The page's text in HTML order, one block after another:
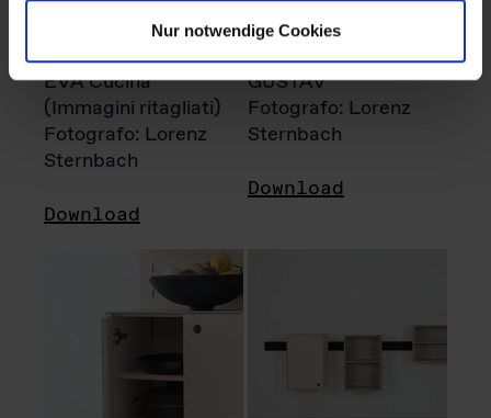
Nur notwendige Cookies
EVA Cucina
(Immagini ritagliati)
Fotografo: Lorenz
Sternbach
Download
GUSTAV
Fotografo: Lorenz
Sternbach
Download